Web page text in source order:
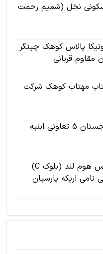
نخل (شمیم رحمت
رونیکا پالاس کوهک چیتگر
مهتاب کوهک شرکت
پیش فروش پروژه نارنجستان 5 تعاونی ابنیه
پیش فروش پروژه ونوس هوم لند (بلوک C)